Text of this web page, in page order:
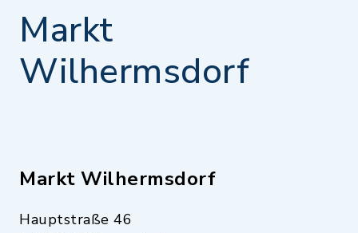
Markt
Wilhermsdorf
Markt Wilhermsdorf
Hauptstraße 46